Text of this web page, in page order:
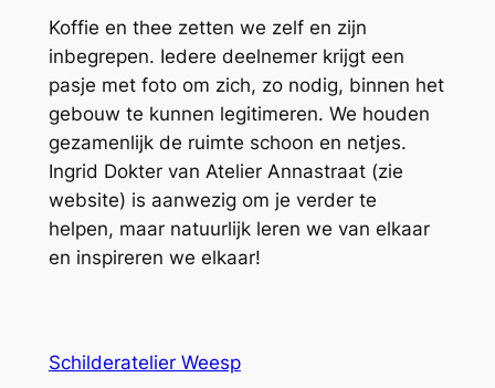
Koffie en thee zetten we zelf en zijn
inbegrepen. Iedere deelnemer krijgt een
pasje met foto om zich, zo nodig, binnen het
gebouw te kunnen legitimeren. We houden
gezamenlijk de ruimte schoon en netjes.
Ingrid Dokter van Atelier Annastraat (zie
website) is aanwezig om je verder te
helpen, maar natuurlijk leren we van elkaar
en inspireren we elkaar!
Schilderatelier Weesp